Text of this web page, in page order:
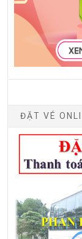
ĐẶT VÉ